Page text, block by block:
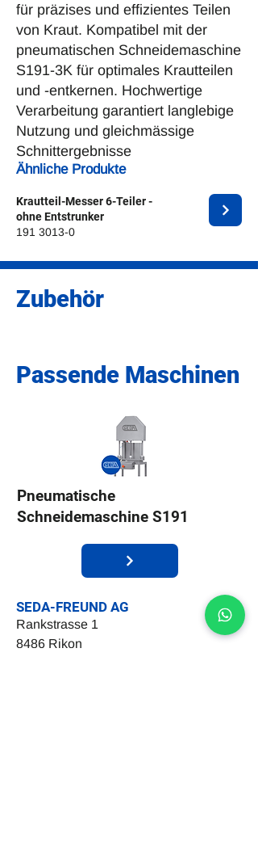
für präzises und effizientes Teilen
von Kraut. Kompatibel mit der
pneumatischen Schneidemaschine
S191-3K für optimales Krautteilen
und -entkernen. Hochwertige
Verarbeitung garantiert langlebige
Nutzung und gleichmässige
Schnittergebnisse
Ähnliche Produkte
Krautteil-Messer 6-Teiler -
ohne Entstrunker
191 3013-0
Zubehör
Passende Maschinen
Pneumatische
Schneidemaschine S191
SEDA-FREUND AG
Rankstrasse 1
8486 Rikon